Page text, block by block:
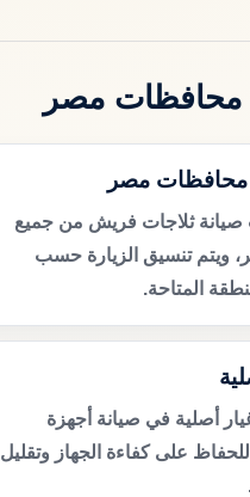
محافظات مصر
محافظات مصر
صيانة ثلاجات فريش من جميع
ويتم تنسيق الزيارة حسب
المتاحة.
أصلية في صيانة أجهزة
على كفاءة الجهاز وتقليل